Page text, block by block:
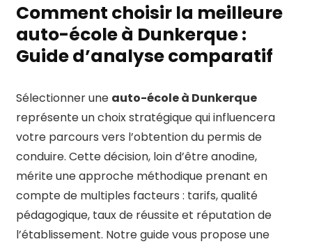
Comment choisir la meilleure
auto-école à Dunkerque :
Guide d’analyse comparatif
Sélectionner une auto-école à Dunkerque
représente un choix stratégique qui influencera
votre parcours vers l’obtention du permis de
conduire. Cette décision, loin d’être anodine,
mérite une approche méthodique prenant en
compte de multiples facteurs : tarifs, qualité
pédagogique, taux de réussite et réputation de
l’établissement. Notre guide vous propose une